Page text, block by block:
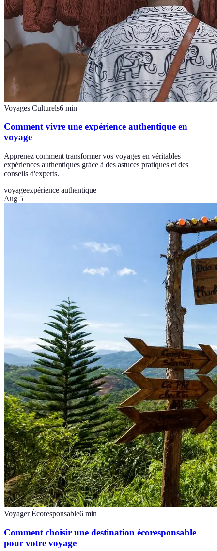
Voyages Culturels6 min
Comment vivre une expérience authentique en
voyage
Apprenez comment transformer vos voyages en véritables
expériences authentiques grâce à des astuces pratiques et des
conseils d'experts.
voyageexpérience authentique
Aug 5
Voyager Écoresponsable6 min
Comment choisir une destination écoresponsable
pour votre voyage